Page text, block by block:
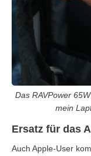
Das RAVPower
mein
Ersatz für das
Auch Apple-User